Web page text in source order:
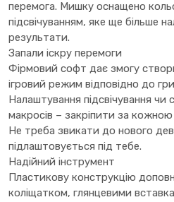
перемога. Мишку оснащено
підсвічуванням, яке ще більше
результати.
Запали іскру перемоги
Фірмовий софт дає змогу
ігровий режим відповідно до
Налаштування підсвічування чи
макросів – закріпити за
Не треба звикати до нового
підлаштовується під тебе.
Надійний інструмент
Пластикову конструкцію
коліщатком, глянцевими